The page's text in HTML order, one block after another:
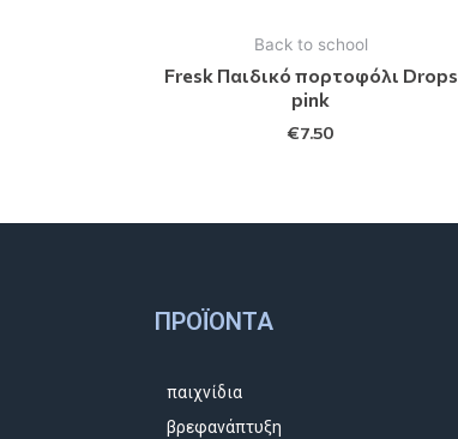
Back to school
Fresk Παιδικό πορτοφόλι Drops
pink
€7.50
ΠΡΟΪΌΝΤΑ
παιχνίδια
βρεφανάπτυξη